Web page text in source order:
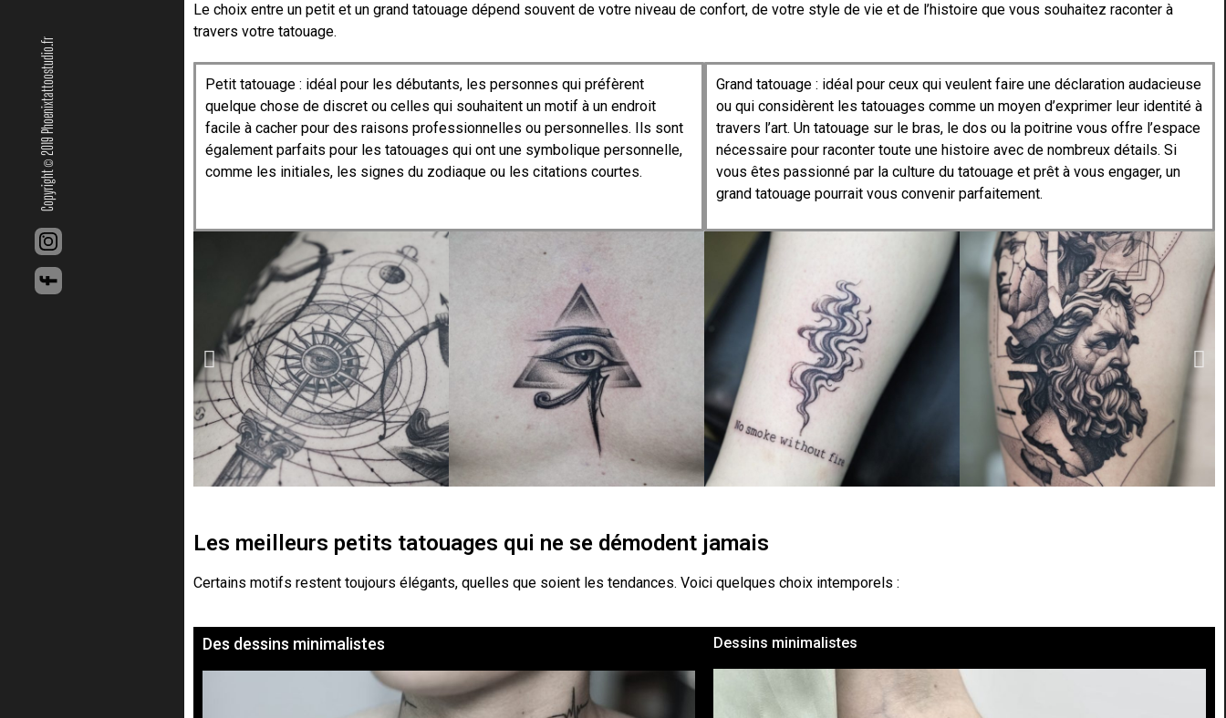
Le choix entre un petit et un grand tatouage dépend souvent de votre niveau de confort, de votre style de vie et de l’histoire que vous souhaitez raconter à
travers votre tatouage.
Petit tatouage : idéal pour les débutants, les personnes qui préfèrent
quelque chose de discret ou celles qui souhaitent un motif à un endroit
facile à cacher pour des raisons professionnelles ou personnelles. Ils sont
également parfaits pour les tatouages qui ont une symbolique personnelle,
comme les initiales, les signes du zodiaque ou les citations courtes.
Grand tatouage : idéal pour ceux qui veulent faire une déclaration audacieuse
ou qui considèrent les tatouages comme un moyen d’exprimer leur identité à
travers l’art. Un tatouage sur le bras, le dos ou la poitrine vous offre l’espace
nécessaire pour raconter toute une histoire avec de nombreux détails. Si
vous êtes passionné par la culture du tatouage et prêt à vous engager, un
grand tatouage pourrait vous convenir parfaitement.
Les meilleurs petits tatouages qui ne se démodent jamais
Certains motifs restent toujours élégants, quelles que soient les tendances. Voici quelques choix intemporels :
Des dessins minimalistes Dessins minimalistes
Copyright © 2019 Phoenixtattoostudio.fr